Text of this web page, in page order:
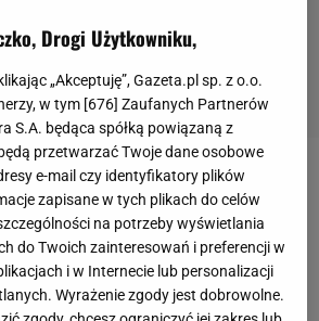
ŚWIATA
2018. Szpilka odwiedził kadrowiczów.
dobrze jest przegrać. Na wszystko
wtedy spojrzeć inaczej"
Sosnowski,2 WRZEŚNIA 2017, 23:00
Drogi Użytkowniku,
„Akceptuję”, Gazeta.pl sp. z o.o.
w tym [676] Zaufanych Partnerów
S.A. będąca spółką powiązaną z
przetwarzać Twoje dane osobowe
e-mail czy identyfikatory plików
zapisane w tych plikach do celów
na potrzeby wyświetlania
do Twoich zainteresowań i preferencji w
i w Internecie lub personalizacji
Wyrażenie zgody jest dobrowolne.